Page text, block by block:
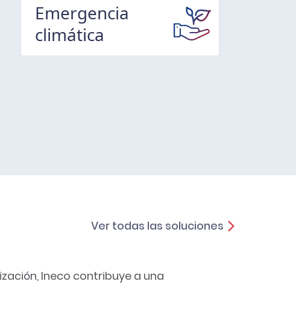
Emergencia
climática
Ineco contribuye a una
Ver todas las soluciones